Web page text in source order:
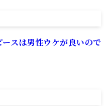
ースは男性ウケが良いので